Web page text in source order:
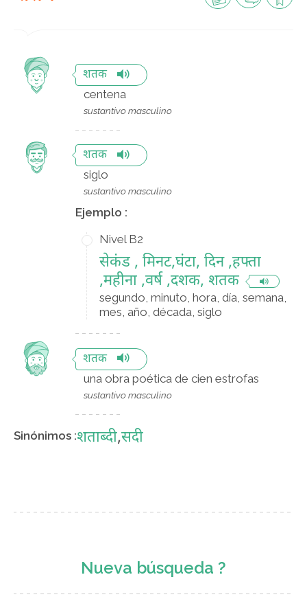
शतक
centena
sustantivo masculino
शतक
siglo
sustantivo masculino
Ejemplo :
Nivel B2
सेकंड , मिनट,घंटा, दिन ,हफ्ता
,महीना ,वर्ष ,दशक, शतक
segundo, minuto, hora, día, semana,
mes, año, década, siglo
शतक
una obra poética de cien estrofas
sustantivo masculino
Sinónimos :शताब्दी,सदी
Nueva búsqueda ?